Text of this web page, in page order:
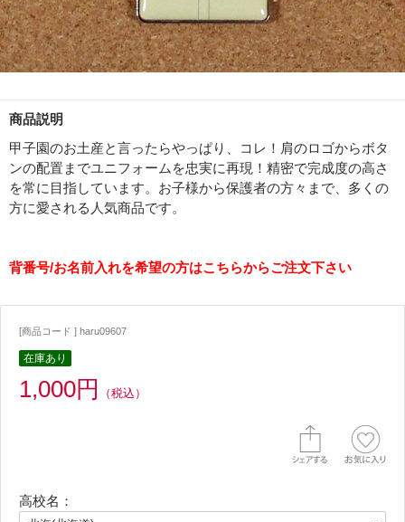
商品説明
甲子園のお土産と言ったらやっぱり、コレ！肩のロゴからボタ
ンの配置までユニフォームを忠実に再現！精密で完成度の高さ
を常に目指しています。お子様から保護者の方々まで、多くの
方に愛される人気商品です。
背番号/お名前入れを希望の方はこちらからご注文下さい
[商品コード ] haru09607
在庫あり
1,000円 （税込）
高校名：